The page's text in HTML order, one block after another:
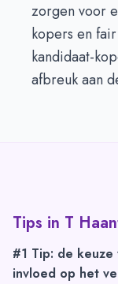
zorgen voor
kopers en
kandidaat-
afbreuk aan
Tips in T
#1 Tip: de
invloed op het